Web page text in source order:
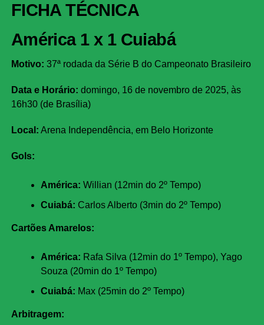
FICHA TÉCNICA
América 1 x 1 Cuiabá
Motivo: 37ª rodada da Série B do Campeonato Brasileiro
Data e Horário: domingo, 16 de novembro de 2025, às
16h30 (de Brasília)
Local: Arena Independência, em Belo Horizonte
Gols:
América: Willian (12min do 2º Tempo)
Cuiabá: Carlos Alberto (3min do 2º Tempo)
Cartões Amarelos:
América: Rafa Silva (12min do 1º Tempo), Yago
Souza (20min do 1º Tempo)
Cuiabá: Max (25min do 2º Tempo)
Arbitragem: